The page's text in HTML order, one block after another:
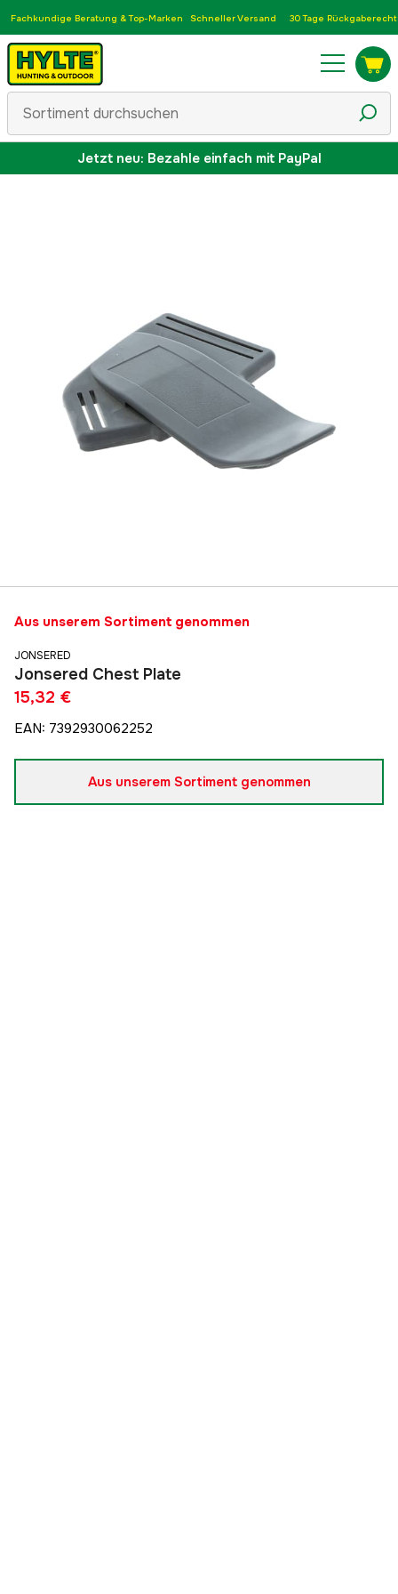
Fachkundige Beratung & Top-Marken Schneller Versand 30 Tage Rückgaberecht
Jetzt neu: Bezahle einfach mit PayPal
Aus unserem Sortiment genommen
JONSERED
Jonsered Chest Plate
15,32 €
EAN: 7392930062252
Aus unserem Sortiment genommen